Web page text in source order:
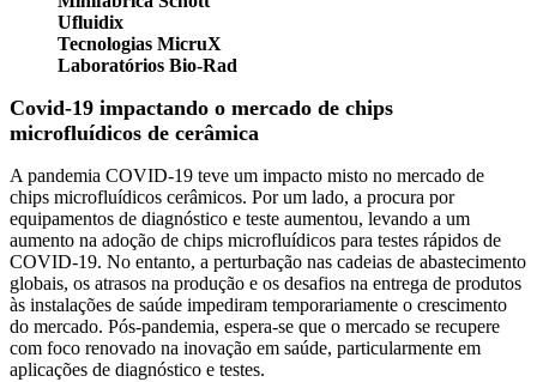
Ufluidix
Tecnologias MicruX
Laboratórios Bio-Rad
Covid-19 impactando o mercado de chips
microfluídicos de cerâmica
A pandemia COVID-19 teve um impacto misto no mercado de
chips microfluídicos cerâmicos. Por um lado, a procura por
equipamentos de diagnóstico e teste aumentou, levando a um
aumento na adoção de chips microfluídicos para testes rápidos de
COVID-19. No entanto, a perturbação nas cadeias de abastecimento
globais, os atrasos na produção e os desafios na entrega de produtos
às instalações de saúde impediram temporariamente o crescimento
do mercado. Pós-pandemia, espera-se que o mercado se recupere
com foco renovado na inovação em saúde, particularmente em
aplicações de diagnóstico e testes.